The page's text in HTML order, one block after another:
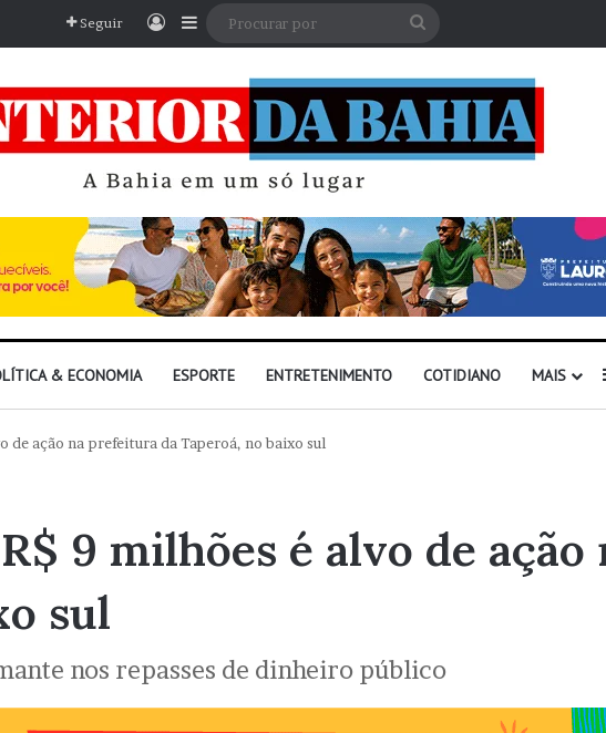
Seguir EntrarBarra Lateral
& ECONOMIA ESPORTE ENTRETENIMENTO COTIDIANO MAIS
de ação na prefeitura da Taperoá, no baixo sul
9 milhões é alvo de
sul
nos repasses de dinheiro público